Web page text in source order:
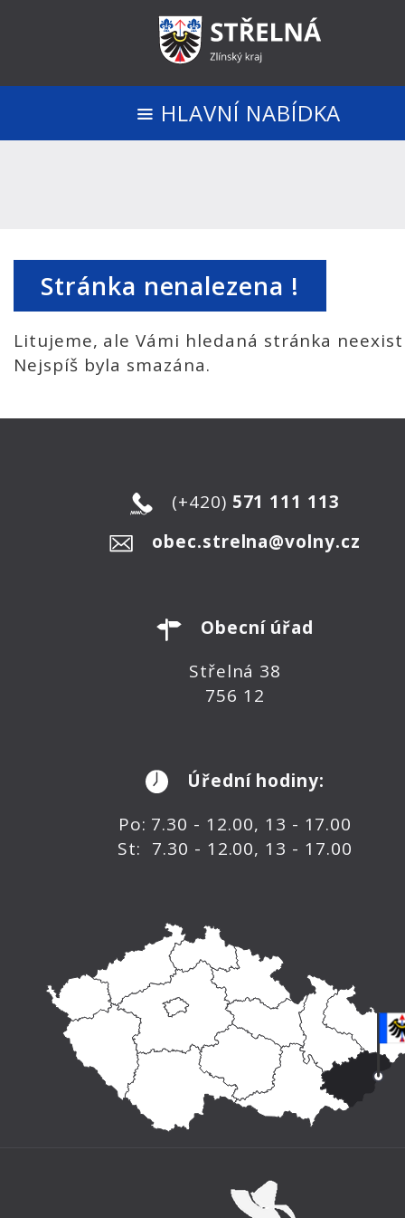
HLAVNÍ NABÍDKA
Stránka nenalezena !
Litujeme, ale Vámi hledaná stránka
Nejspíš byla smazána.
(+420) 571 111 113
obec.strelna@volny.cz
Obecní úřad
Střelná 38
756 12
Úřední hodiny:
Po: 7.30 - 12.00, 13 - 17.00
St: 7.30 - 12.00, 13 - 17.00